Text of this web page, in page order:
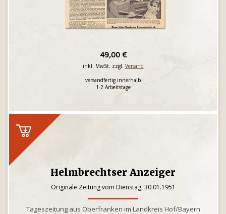
49,00 €
inkl. MwSt. zzgl. Versand
versandfertig innerhalb
1-2 Arbeitstage
Helmbrechtser Anzeiger
Originale Zeitung vom Dienstag, 30.01.1951
Tageszeitung aus Oberfranken im Landkreis Hof/Bayern